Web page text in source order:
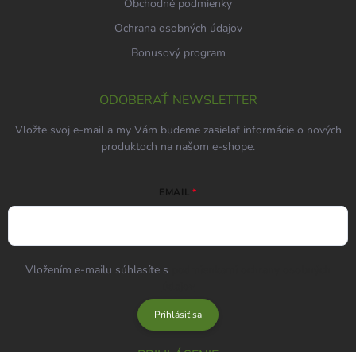
Obchodné podmienky
Ochrana osobných údajov
Bonusový program
ODOBERAŤ NEWSLETTER
Vložte svoj e-mail a my Vám budeme zasielať informácie o nových
produktoch na našom e-shope.
EMAIL
Vložením e-mailu súhlasíte s
Prihlásiť sa